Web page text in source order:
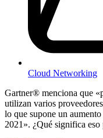
Cloud Networking
Gartner® menciona que
utilizan varios
lo que supone un
2021». ¿Qué significa eso